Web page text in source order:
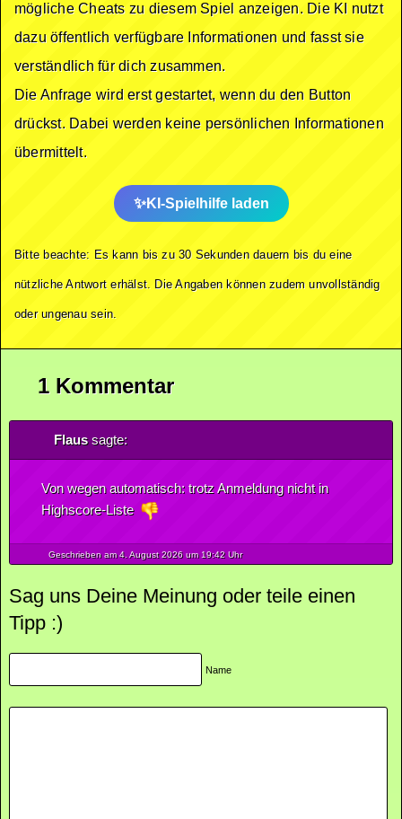
mögliche Cheats zu diesem Spiel anzeigen. Die KI nutzt
dazu öffentlich verfügbare Informationen und fasst sie
verständlich für dich zusammen.
Die Anfrage wird erst gestartet, wenn du den Button
drückst. Dabei werden keine persönlichen Informationen
übermittelt.
KI-Spielhilfe laden
Bitte beachte: Es kann bis zu 30 Sekunden dauern bis du eine
nützliche Antwort erhälst. Die Angaben können zudem unvollständig
oder ungenau sein.
1 Kommentar
Flaussagte:
Von wegen automatisch: trotz Anmeldung nicht in
Highscore-Liste
Geschrieben am 4. August2026um 19:42 Uhr
Sag uns Deine Meinung oder teile einen
Tipp :)
Name